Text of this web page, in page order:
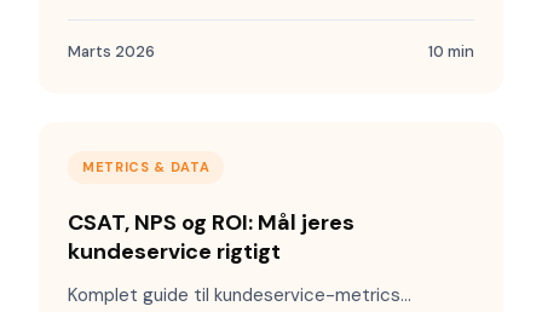
Marts 2026 10 min
METRICS & DATA
CSAT, NPS og ROI: Mål jeres
kundeservice rigtigt
Komplet guide til kundeservice-metrics...